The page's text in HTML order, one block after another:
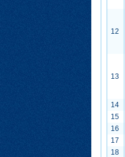
12
13
14
15
16
17
18